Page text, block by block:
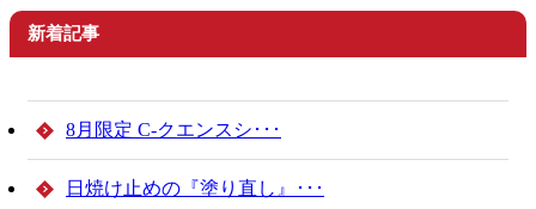
新着記事
8月限定 C-クエンスシ･･･
日焼け止めの『塗り直し』･･･